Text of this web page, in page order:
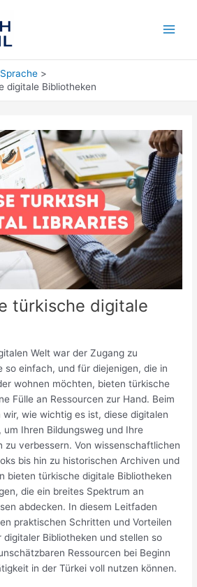
digitale Bibliotheken
türkische digitale
Welt war der Zugang zu
so einfach, und für diejenigen, die in
wohnen möchten, bieten türkische
Fülle an Ressourcen zur Hand. Beim
wir, wie wichtig es ist, diese digitalen
um Ihren Bildungsweg und Ihre
zu verbessern. Von wissenschaftlichen
bis hin zu historischen Archiven und
bieten türkische digitale Bibliotheken
die ein breites Spektrum an
abdecken. In diesem Leitfaden
praktischen Schritten und Vorteilen
Bibliotheken und stellen so
Ressourcen bei Beginn
in der Türkei voll nutzen können.